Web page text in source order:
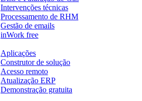
Intervenções técnicas
Processamento de RHM
Gestão de emails
inWork free
Aplicações
Construtor de solução
Acesso remoto
Atualização ERP
Demonstração gratuita